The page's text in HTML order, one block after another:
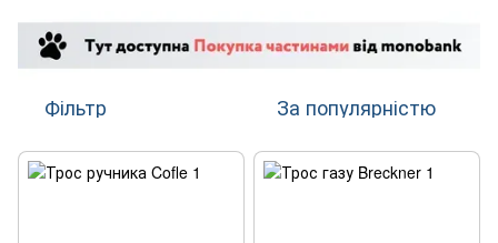
Фільтр За популярністю